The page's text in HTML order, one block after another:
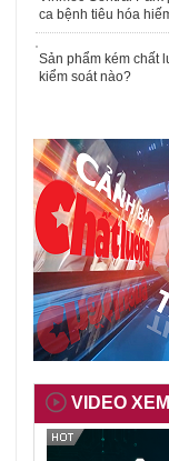
ca bệnh tiêu hóa
Sản phẩm kém chất
kiểm soát nào?
VIDEO